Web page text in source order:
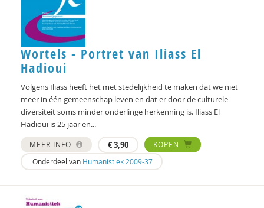
Anettte de Valk
Clementine Degener
Simone van Dongen
Diede van Doornik
Maartje Driessen
Hans van Ewijk
Vincent Feith
Wortels - Portret van Iliass El
Hadioui
Volgens Iliass heeft het met stedelijkheid te maken dat we niet
meer in één gemeenschap leven en dat er door de culturele
diversiteit soms minder onderlinge herkenning is. Iliass El
Hadioui is 25 jaar en...
MEER INFO €3,90
KOPEN
Onderdeel van Humanistiek 2009-37